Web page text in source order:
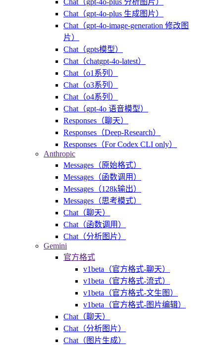
Chat（gpt-4o-plus 生成图片）
Chat（gpt-4o-image-generation 修改图
片）
Chat（gpts模型）
Chat（chatgpt-4o-latest）
Chat（o1系列）
Chat（o3系列）
Chat（o4系列）
Chat（gpt-4o 语音模型）
Responses（聊天）
Responses（Deep-Research）
Responses（For Codex CLI only）
Anthropic
Messages（原始格式）
Messages（函数调用）
Messages（128k输出）
Messages（思考模式）
Chat（聊天）
Chat（函数调用）
Chat（分析图片）
Gemini
官方格式
v1beta（官方格式-聊天）
v1beta（官方格式-流式）
v1beta（官方格式-文生图）
v1beta（官方格式-图片编辑）
Chat（聊天）
Chat（分析图片）
Chat（图片生成）